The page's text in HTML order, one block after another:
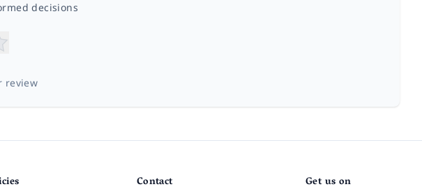
decisions
review
Contact Get us on